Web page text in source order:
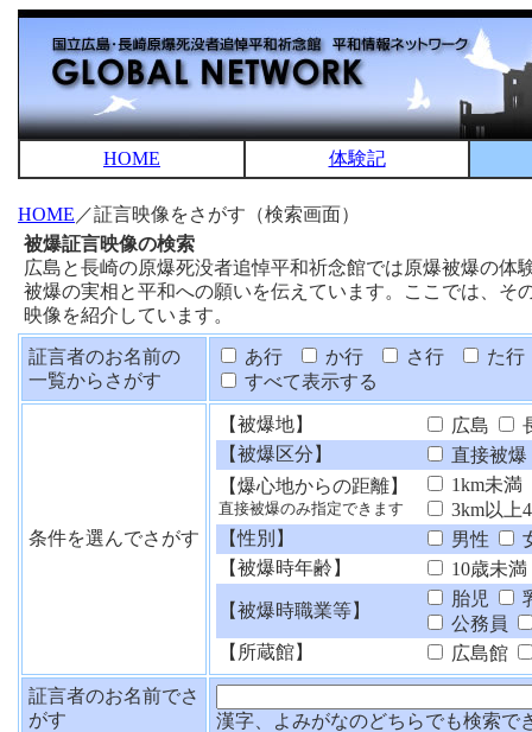
HOME 体験記
HOME ／証言映像をさがす（検索画面）
被爆証言映像の検索
広島と長崎の原爆死没者追悼平和祈念館では原爆被爆の
被爆の実相と平和への願いを伝えています。ここでは、
映像を紹介しています。
証言者のお名前の
一覧からさがす
あ行 か行 さ行
た行
すべて表示する
条件を選んでさがす
【被爆地】 広島
【被爆区分】
直接被爆
【爆心地からの距離】
直接被爆のみ指定できます
1km未満
3km以上
【性別】
男性
【被爆時年齢】
10歳未満
【被爆時職業等】
胎児
公務員
【所蔵館】
広島館
証言者のお名前でさ
がす
漢字、よみがなのどちらでも検索で